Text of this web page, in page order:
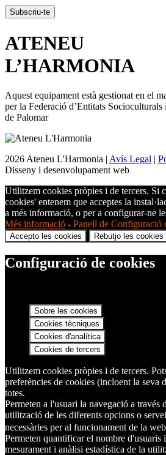
ATENEU
L’HARMONIA
Aquest equipament està gestionat en el
per la Federació d’Entitats
de Palomar
2026 Ateneu L'Harmonia | Avís Legal |
Disseny i desenvolupament web
Utilitzem cookies pròpies i de tercers. Si
cookies' entenem que acceptes la
a més informació, o per a configurar-ne
Més informació - Panell de Configuració
Accepto les cookies Rebutjo les cookies
Configuració de cookies
Sobre les cookies
Cookies tècniques
Cookies d'analítica
Cookies de tercers
Utilitzem cookies pròpies i de tercers.
preferències de cookies (incloent la seva
totes.
Permeten a l'usuari la navegació a través
utilització de les diferents opcions o
necessàries per al funcionament de la
Permeten quantificar el nombre d'usuaris
mesurament i anàlisi estadística de la